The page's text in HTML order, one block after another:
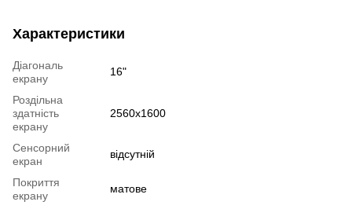
Характеристики
Діагональ
екрану
16"
Роздільна
здатність
екрану
2560x1600
Сенсорний
екран
відсутній
Покриття
екрану
матове